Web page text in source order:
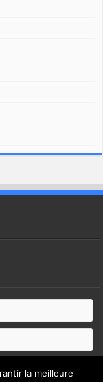
la meilleure